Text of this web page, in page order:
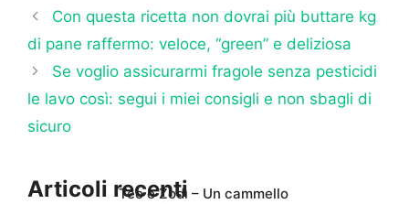
Con questa ricetta non dovrai più buttare kg
di pane raffermo: veloce, “green” e deliziosa
Se voglio assicurarmi fragole senza pesticidi
le lavo così: segui i miei consigli e non sbagli di
sicuro
Articoli recentiTeo e Zodì – Un cammello